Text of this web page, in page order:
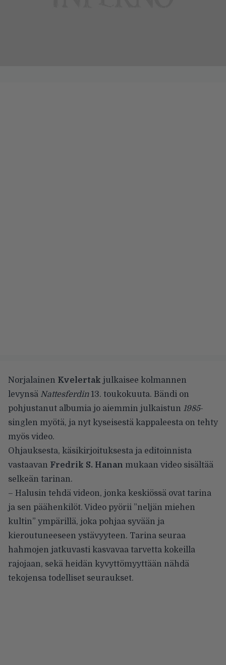
Norjalainen Kvelertak julkaisee kolmannen
levynsä Nattesferdin13. toukokuuta. Bändi on
pohjustanut albumia jo aiemmin julkaistun 1985-
singlen myötä, ja nyt kyseisestä kappaleesta on tehty
myös video.
Ohjauksesta, käsikirjoituksesta ja editoinnista
vastaavan Fredrik S. Hanan mukaan video sisältää
selkeän tarinan.
– Halusin tehdä videon, jonka keskiössä ovat tarina
ja sen päähenkilöt. Video pyörii ”neljän miehen
kultin” ympärillä, joka pohjaa syvään ja
kieroutuneeseen ystävyyteen. Tarina seuraa
hahmojen jatkuvasti kasvavaa tarvetta kokeilla
rajojaan, sekä heidän kyvyttömyyttään nähdä
tekojensa todelliset seuraukset.